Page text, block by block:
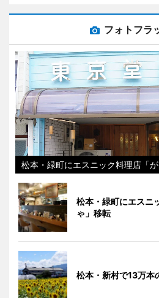
フォトフラ
松本・緑町にエスニック料理店「
松本・緑町にエスニ
ゃ」移転
松本・新村で13万本